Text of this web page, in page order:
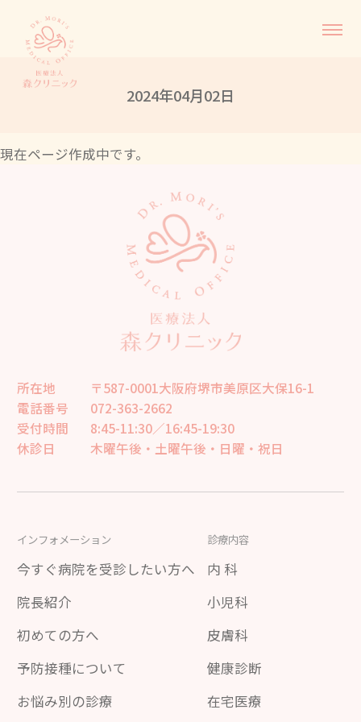
2024年04月02日
現在ページ作成中です。
所在地
〒587-0001大阪府堺市美原区大保16-1
電話番号
072-363-2662
受付時間
8:45-11:30／16:45-19:30
休診日
木曜午後・土曜午後・日曜・祝日
インフォメーション
今すぐ病院を受診したい方へ
院長紹介
初めての方へ
予防接種について
お悩み別の診療
診療内容
内 科
小児科
皮膚科
健康診断
在宅医療